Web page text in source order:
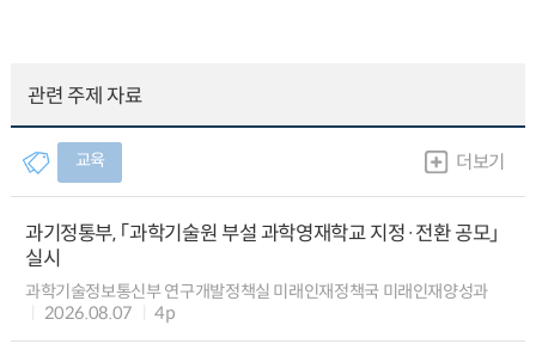
관련 주제 자료
교육 더보기
과기정통부, 「과학기술원 부설 과학영재학교 지정·전환 공모」
실시
과학기술정보통신부 연구개발정책실 미래인재정책국 미래인재양성과
2026.08.07
4p